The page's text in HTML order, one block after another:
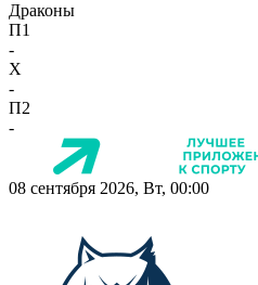
Драконы
П1
-
X
-
П2
-
08 сентября 2026, Вт, 00:00